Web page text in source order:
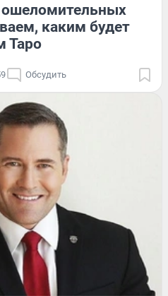
ошеломительных
каким будет
Таро
Обсудить